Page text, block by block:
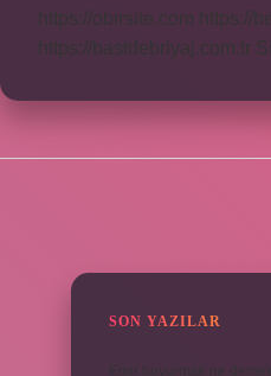
https://obirsite.com
https://
https://bastdebriyaj.com.tr
SON YAZILAR